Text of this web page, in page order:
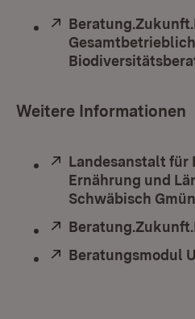
Extern:
Weitere Informationen
Extern:
Landesanstalt für
Ernährung und
Schwäbisch
Extern:
Extern:
Beratungsmodul